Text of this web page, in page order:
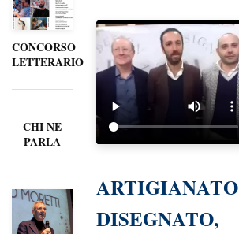
CONCORSO
LETTERARIO
CHI NE
PARLA
ARTIGIANATO
DISEGNATO,